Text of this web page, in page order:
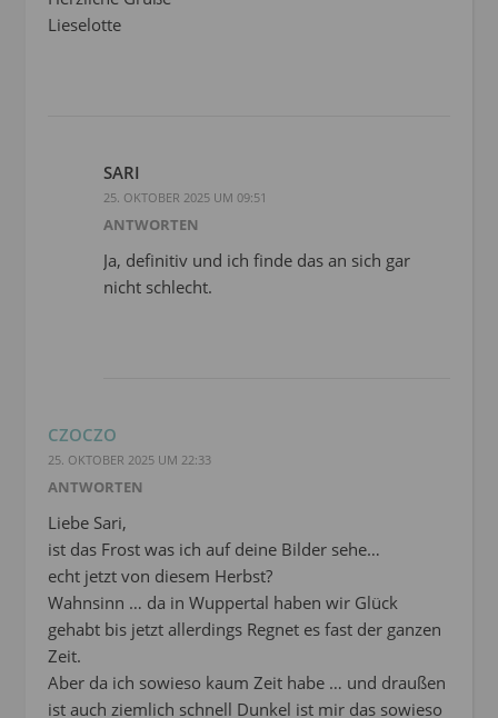
Lieselotte
SARI
25. OKTOBER 2025 UM 09:51
ANTWORTEN
Ja, definitiv und ich finde das an sich gar
nicht schlecht.
CZOCZO
25. OKTOBER 2025 UM 22:33
ANTWORTEN
Liebe Sari,
ist das Frost was ich auf deine Bilder sehe…
echt jetzt von diesem Herbst?
Wahnsinn … da in Wuppertal haben wir Glück
gehabt bis jetzt allerdings Regnet es fast der ganzen
Zeit.
Aber da ich sowieso kaum Zeit habe … und draußen
ist auch ziemlich schnell Dunkel ist mir das sowieso